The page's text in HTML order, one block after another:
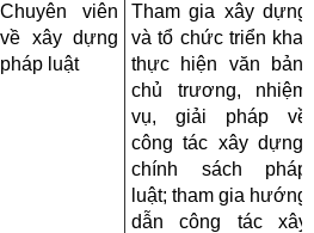
Chuyên viên
về xây dựng
pháp luật
Tham gia xây dựng
và tổ chức triển khai
thực hiện văn bản,
chủ trương, nhiệm
vụ, giải pháp về
công tác xây dựng,
chính sách pháp
luật; tham gia hướng
dẫn công tác xây